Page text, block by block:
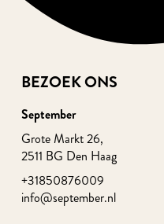
BEZOEK ONS
September
Grote Markt 26,
2511 BG Den Haag
+31850876009
info@september.nl